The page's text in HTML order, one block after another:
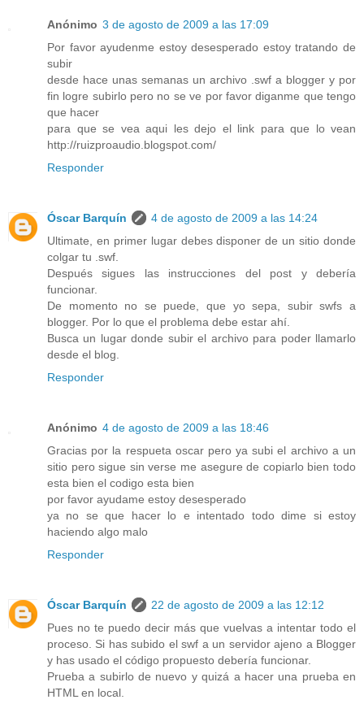
Anónimo 3 de agosto de 2009 a las 17:09
Por favor ayudenme estoy desesperado estoy tratando de
subir
desde hace unas semanas un archivo .swf a blogger y por
fin logre subirlo pero no se ve por favor diganme que tengo
que hacer
para que se vea aqui les dejo el link para que lo vean
http://ruizproaudio.blogspot.com/
Responder
Óscar Barquín
4 de agosto de 2009 a las 14:24
Ultimate, en primer lugar debes disponer de un sitio donde
colgar tu .swf.
Después sigues las instrucciones del post y debería
funcionar.
De momento no se puede, que yo sepa, subir swfs a
blogger. Por lo que el problema debe estar ahí.
Busca un lugar donde subir el archivo para poder llamarlo
desde el blog.
Responder
Anónimo 4 de agosto de 2009 a las 18:46
Gracias por la respueta oscar pero ya subi el archivo a un
sitio pero sigue sin verse me asegure de copiarlo bien todo
esta bien el codigo esta bien
por favor ayudame estoy desesperado
ya no se que hacer lo e intentado todo dime si estoy
haciendo algo malo
Responder
Óscar Barquín
22 de agosto de 2009 a las 12:12
Pues no te puedo decir más que vuelvas a intentar todo el
proceso. Si has subido el swf a un servidor ajeno a Blogger
y has usado el código propuesto debería funcionar.
Prueba a subirlo de nuevo y quizá a hacer una prueba en
HTML en local.